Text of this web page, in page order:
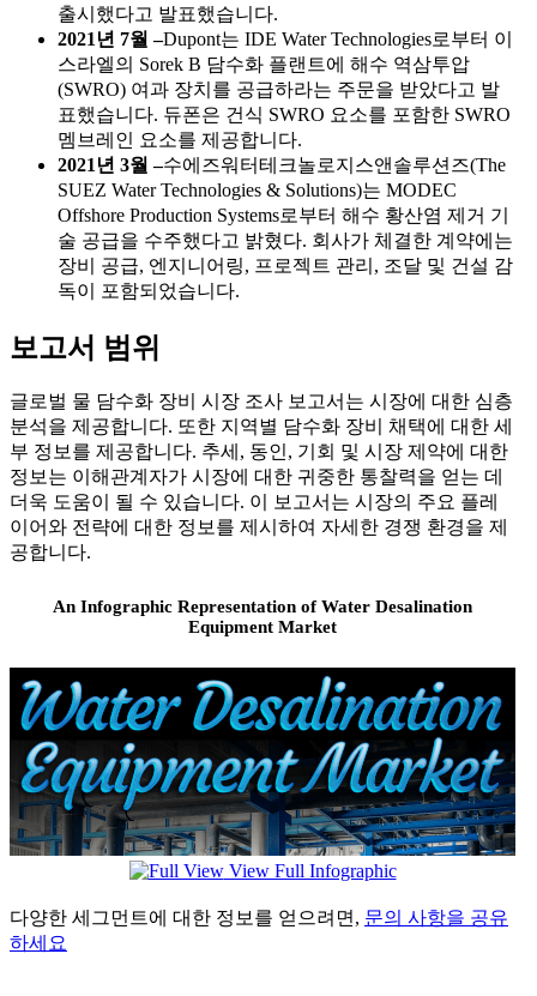
출시했다고 발표했습니다.
2021년 7월 –Dupont는 IDE Water Technologies로부터 이
스라엘의 Sorek B 담수화 플랜트에 해수 역삼투압
(SWRO) 여과 장치를 공급하라는 주문을 받았다고 발
표했습니다. 듀폰은 건식 SWRO 요소를 포함한 SWRO
멤브레인 요소를 제공합니다.
2021년 3월 –수에즈워터테크놀로지스앤솔루션즈(The
SUEZ Water Technologies & Solutions)는 MODEC
Offshore Production Systems로부터 해수 황산염 제거 기
술 공급을 수주했다고 밝혔다. 회사가 체결한 계약에는
장비 공급, 엔지니어링, 프로젝트 관리, 조달 및 건설 감
독이 포함되었습니다.
보고서 범위
글로벌 물 담수화 장비 시장 조사 보고서는 시장에 대한 심층
분석을 제공합니다. 또한 지역별 담수화 장비 채택에 대한 세
부 정보를 제공합니다. 추세, 동인, 기회 및 시장 제약에 대한
정보는 이해관계자가 시장에 대한 귀중한 통찰력을 얻는 데
더욱 도움이 될 수 있습니다. 이 보고서는 시장의 주요 플레
이어와 전략에 대한 정보를 제시하여 자세한 경쟁 환경을 제
공합니다.
An Infographic Representation of Water Desalination
Equipment Market
View Full Infographic
다양한 세그먼트에 대한 정보를 얻으려면, 문의 사항을 공유
하세요